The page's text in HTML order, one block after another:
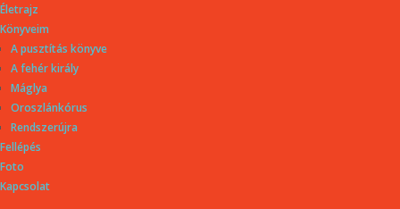
Életrajz
Könyveim
A pusztítás könyve
A fehér király
Máglya
Oroszlánkórus
Rendszerújra
Fellépés
Foto
Kapcsolat